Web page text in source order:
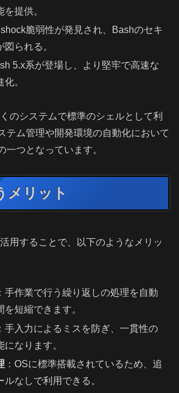
提供。
脆弱性が発見され、Bashのセキ
図られる。
5.x系が登場し、より堅牢で高速な
。
のシステムで標準のシェルとして利
テム管理や開発環境の自動化において
一つとなっています。
メリット
用することで、以下のようなメリッ
手作業で行う繰り返しの処理を自動
短縮できます。
：手入力によるミスを防ぎ、一貫性の
なります。
：OSに標準搭載されているため、追
ルなしで利用できる。